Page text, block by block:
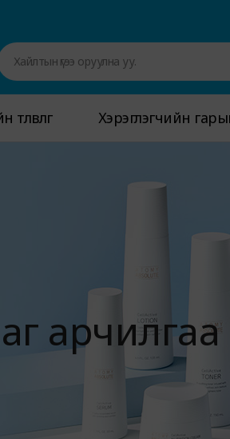
Хайлтын үгээ оруулна уу.
Хэрэглэгчийн
Хэрэглэгчийн
арчилгаа